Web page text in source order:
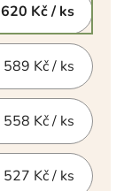
620 Kč/ ks
589 Kč/ ks
558 Kč/ ks
527 Kč/ ks